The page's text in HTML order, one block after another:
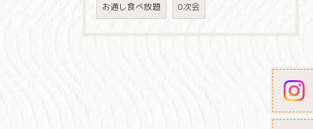
お通し食べ放題 0次会